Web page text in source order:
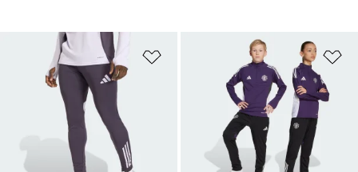
Ajouter à la Liste de produits